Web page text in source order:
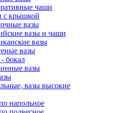
чаши
с крышкой
вазы
вазы и чаши
вазы
вазы
бокал
вазы
вазы высокие
напольное